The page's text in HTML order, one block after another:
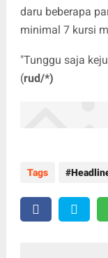
daru beberapa
minimal 7 kursi
"Tunggu saja
(rud/*)
Tags